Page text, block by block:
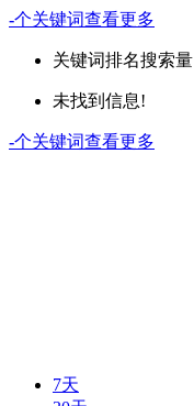
-个关键词查看更多
关键词排名搜索量
未找到信息!
-个关键词查看更多
7天